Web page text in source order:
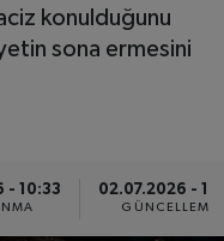
konulduğunu
sona ermesini
- 10:33 02.07.2026 -
GÜNCELLEME